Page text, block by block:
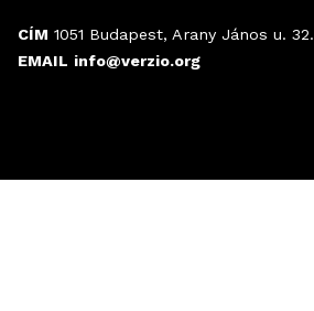
CÍM 1051 Budapest, Arany János u. 32.
EMAIL info@verzio.org